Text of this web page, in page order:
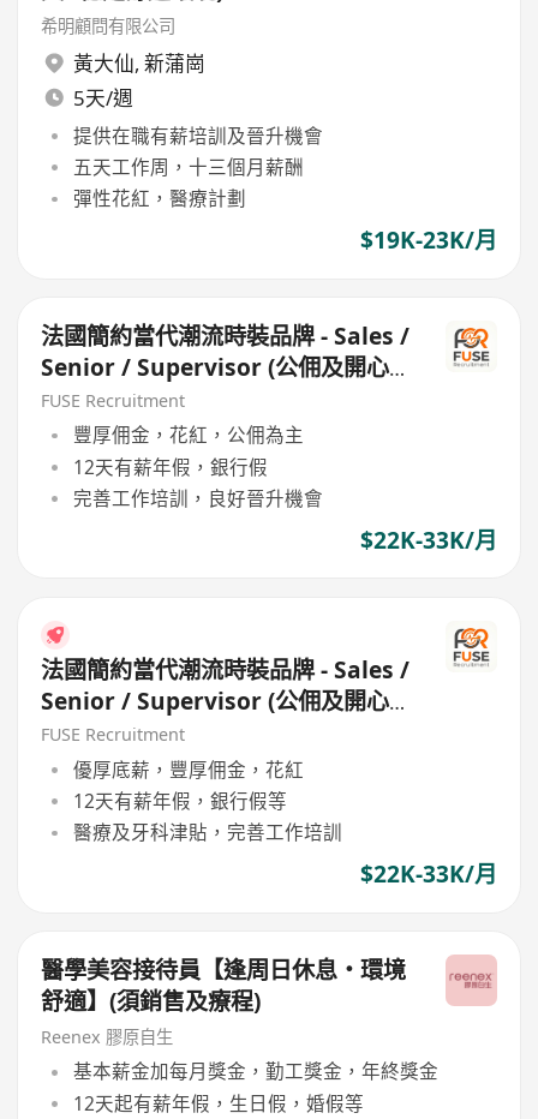
希明顧問有限公司
黃大仙, 新蒲崗
5天/週
提供在職有薪培訓及晉升機會
五天工作周，十三個月薪酬
彈性花紅，醫療計劃
$19K-23K/月
法國簡約當代潮流時裝品牌 - Sales /
Senior / Supervisor (公佣及開心
工作環境 / 良好公司文代)
FUSE Recruitment
豐厚佣金，花紅，公佣為主
12天有薪年假，銀行假
完善工作培訓，良好晉升機會
$22K-33K/月
法國簡約當代潮流時裝品牌 - Sales /
Senior / Supervisor (公佣及開心
工作環境 / 良好公司文代)
FUSE Recruitment
優厚底薪，豐厚佣金，花紅
12天有薪年假，銀行假等
醫療及牙科津貼，完善工作培訓
$22K-33K/月
醫學美容接待員【逢周日休息・環境
舒適】(須銷售及療程)
Reenex 膠原自生
基本薪金加每月獎金，勤工獎金，年終獎金
12天起有薪年假，生日假，婚假等